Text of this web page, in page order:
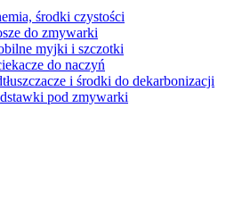
środki czystości
do zmywarki
myjki i szczotki
do naczyń
i środki do dekarbonizacji
pod zmywarki